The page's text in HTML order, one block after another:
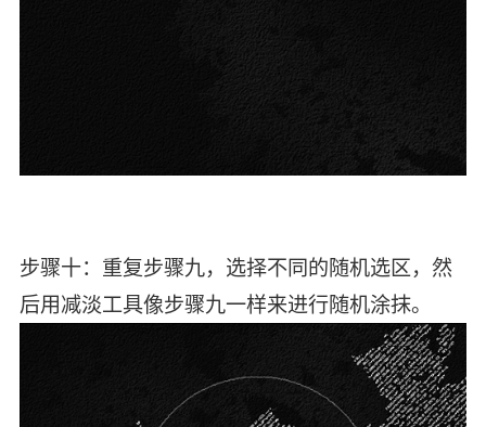
步骤十：重复步骤九，选择不同的随机选区，然
后用减淡工具像步骤九一样来进行随机涂抹。